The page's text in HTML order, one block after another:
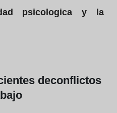
psicologica y la
deconflictos